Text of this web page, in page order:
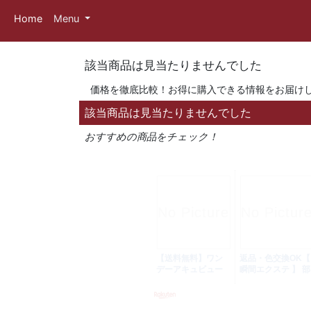
Home Menu
該当商品は見当たりませんでした
価格を徹底比較！お得に購入できる情報をお届け
該当商品は見当たりませんでした
おすすめの商品をチェック！